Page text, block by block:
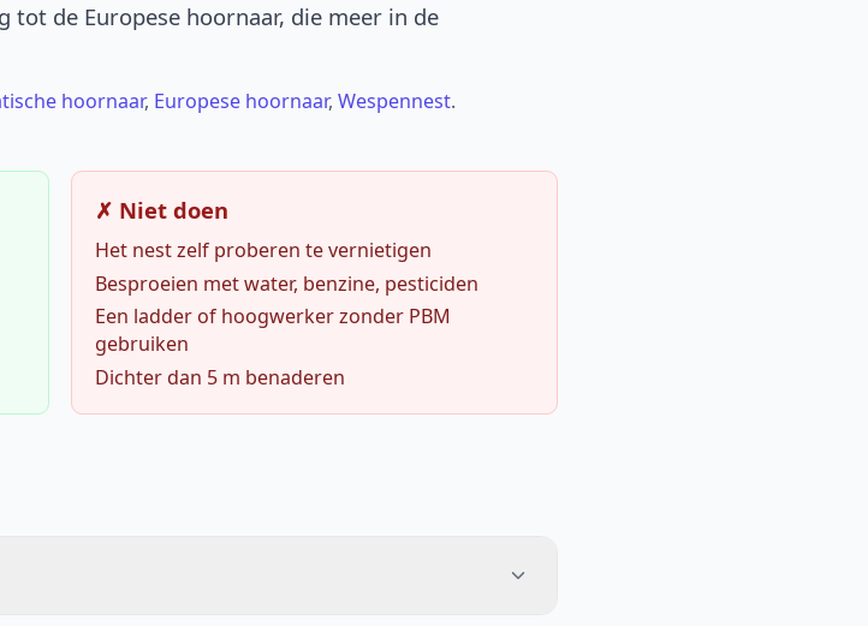
tot de Europese hoornaar, die meer in de
hoornaar, Europese hoornaar, Wespennest.
✗ Niet doen
Het nest zelf proberen te vernietigen
Besproeien met water, benzine, pesticiden
Een ladder of hoogwerker zonder PBM
gebruiken
Dichter dan 5 m benaderen